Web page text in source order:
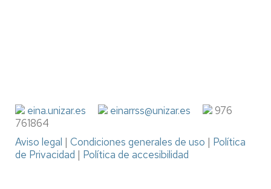
eina.unizar.es einarrss@unizar.es
976
761864
Aviso legal | Condiciones generales de uso | Política
de Privacidad | Política de accesibilidad